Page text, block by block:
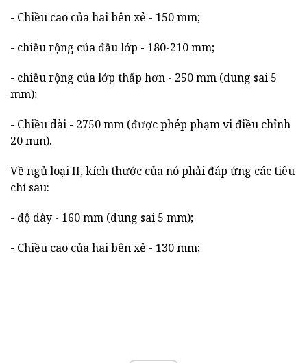
- Chiều cao của hai bên xẻ - 150 mm;
- chiều rộng của đầu lớp - 180-210 mm;
- chiều rộng của lớp thấp hơn - 250 mm (dung sai 5
mm);
- Chiều dài - 2750 mm (được phép phạm vi điều chỉnh
20 mm).
Về ngủ loại II, kích thước của nó phải đáp ứng các tiêu
chí sau:
- độ dày - 160 mm (dung sai 5 mm);
- Chiều cao của hai bên xẻ - 130 mm;